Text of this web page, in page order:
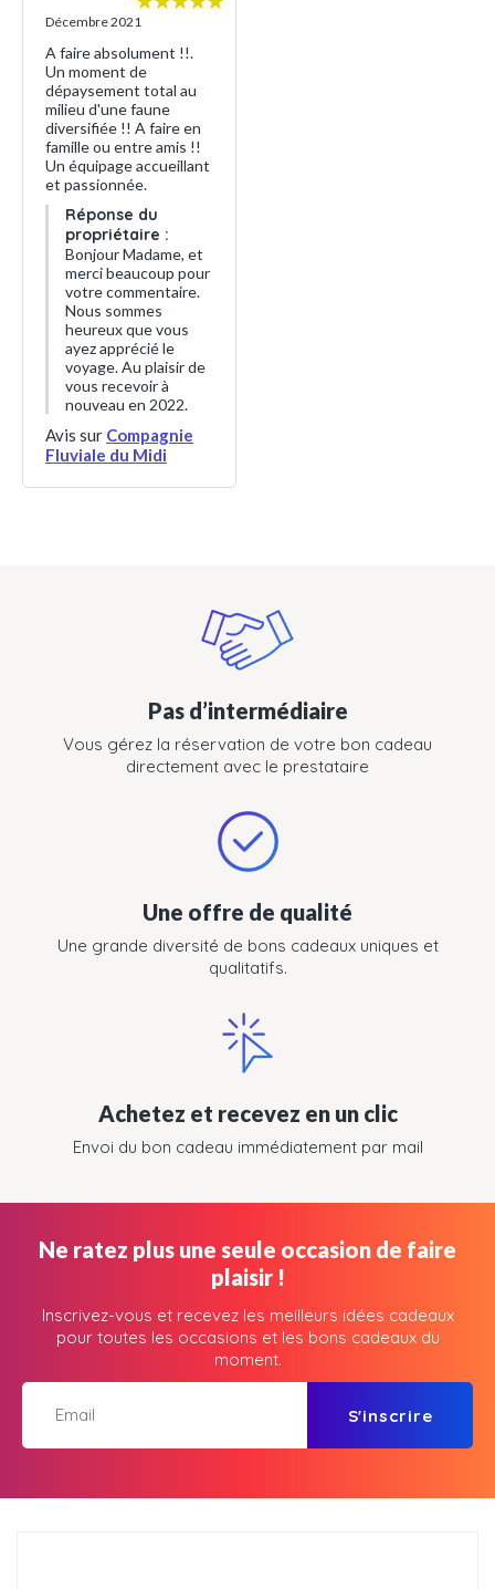
Décembre 2021
A faire absolument !!.
Un moment de
dépaysement total au
milieu d'une faune
diversifiée !! A faire en
famille ou entre amis !!
Un équipage accueillant
et passionnée.
Réponse du
propriétaire :
Bonjour Madame, et
merci beaucoup pour
votre commentaire.
Nous sommes
heureux que vous
ayez apprécié le
voyage. Au plaisir de
vous recevoir à
nouveau en 2022.
Avis sur Compagnie
Fluviale du Midi
Pas d’intermédiaire
Vous gérez la réservation de votre bon cadeau
directement avec le prestataire
Une offre de qualité
Une grande diversité de bons cadeaux uniques et
qualitatifs.
Achetez et recevez en un clic
Envoi du bon cadeau immédiatement par mail
Ne ratez plus une seule occasion de faire
plaisir !
Inscrivez-vous et recevez les meilleurs idées cadeaux
pour toutes les occasions et les bons cadeaux du
moment.
S'inscrire